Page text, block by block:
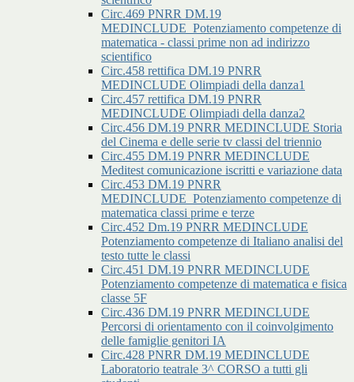
Circ.469 PNRR DM.19
MEDINCLUDE_Potenziamento competenze di
matematica - classi prime non ad indirizzo
scientifico
Circ.458 rettifica DM.19 PNRR
MEDINCLUDE Olimpiadi della danza1
Circ.457 rettifica DM.19 PNRR
MEDINCLUDE Olimpiadi della danza2
Circ.456 DM.19 PNRR MEDINCLUDE Storia
del Cinema e delle serie tv classi del triennio
Circ.455 DM.19 PNRR MEDINCLUDE
Meditest comunicazione iscritti e variazione data
Circ.453 DM.19 PNRR
MEDINCLUDE_Potenziamento competenze di
matematica classi prime e terze
Circ.452 Dm.19 PNRR MEDINCLUDE
Potenziamento competenze di Italiano analisi del
testo tutte le classi
Circ.451 DM.19 PNRR MEDINCLUDE
Potenziamento competenze di matematica e fisica
classe 5F
Circ.436 DM.19 PNRR MEDINCLUDE
Percorsi di orientamento con il coinvolgimento
delle famiglie genitori IA
Circ.428 PNRR DM.19 MEDINCLUDE
Laboratorio teatrale 3^ CORSO a tutti gli